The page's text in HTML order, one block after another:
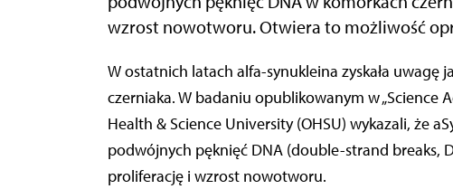
wzrost nowotworu.Otwiera to możliwość
W ostatnich latach alfa-synukleina zyskała uwagę jako potencjalny czynnik sprzyjający progresji
czerniaka. W badaniu opublikowanym w „Science
Health & Science University (OHSU) wykazali, że
podwójnych pęknięć DNA (double-strand breaks,
proliferację i wzrost nowotworu.